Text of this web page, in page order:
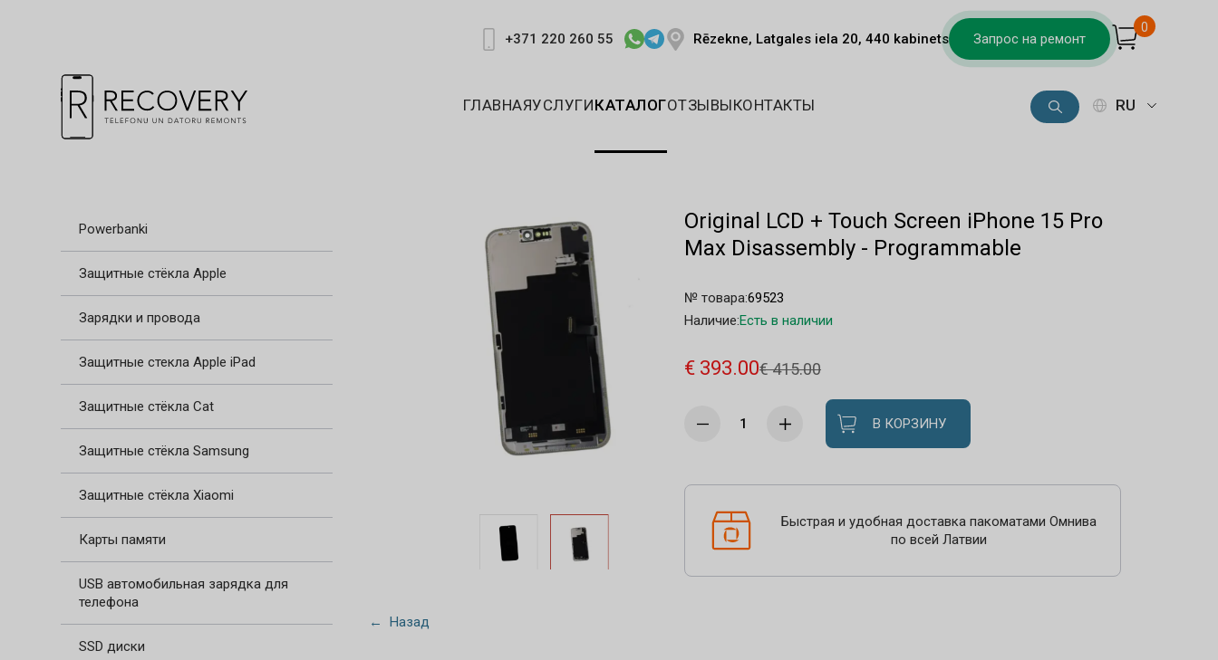
+371 220 260 55 Rēzekne, Latgales iela 20, 440 kabinets Запрос на ремонт
0
ГЛАВНАЯУСЛУГИКАТАЛОГОТЗЫВЫКОНТАКТЫ RU
Powerbanki
Защитные стёкла Apple
Зарядки и провода
Защитные стекла Apple iPad
Защитные стёкла Cat
Защитные стёкла Samsung
Защитные стёкла Xiaomi
Карты памяти
USB автомобильная зарядка для
телефона
SSD диски
Original LCD + Touch Screen iPhone 15 Pro
Max Disassembly - Programmable
№ товара:69523
Наличие:Есть в наличии
€ 393.00€ 415.00
В КОРЗИНУ
Быстрая и удобная доставка пакоматами Омнива
по всей Латвии
← Назад